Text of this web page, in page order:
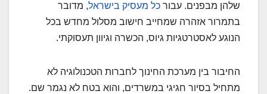
שלהן מבפנים. עבור כל מעסיק בישראל, מדובר
בתמרור אזהרה שמחייב חישוב מסלול מחדש בכל
הנוגע לאסטרטגיות גיוס, הכשרה וגיוון תעסוקתי.
החיבור בין מערכת החינוך לחברות הטכנולוגיה לא
מתחיל בסיור חגיגי במשרדים, והוא בטח לא נגמר שם.